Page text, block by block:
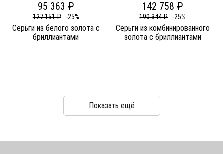
95 363 ₽
127 151 ₽ -25%
Серьги из белого золота c
бриллиантами
142 758 ₽
190 344 ₽ -25%
Серьги из комбинированного
золота c бриллиантами
Показать ещё